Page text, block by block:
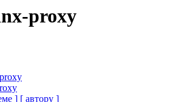
proxy
] [ автору ]